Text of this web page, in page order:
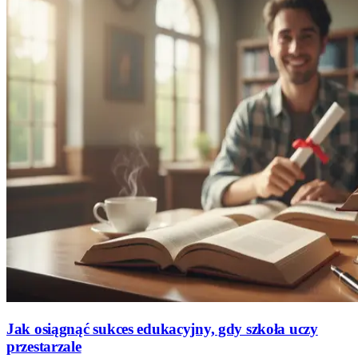
Jak osiągnąć sukces edukacyjny, gdy szkoła uczy
przestarzale